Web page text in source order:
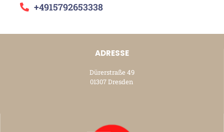
+4915792653338
ADRESSE
Dürerstraße 49
01307 Dresden